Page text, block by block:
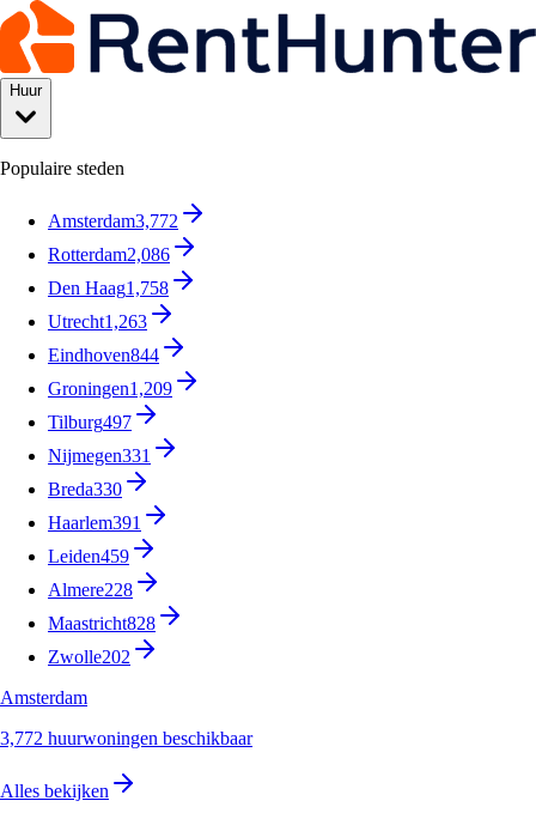
Huur
Populaire steden
Amsterdam3,772
Rotterdam2,086
Den Haag1,758
Utrecht1,263
Eindhoven844
Groningen1,209
Tilburg497
Nijmegen331
Breda330
Haarlem391
Leiden459
Almere228
Maastricht828
Zwolle202
Amsterdam
3,772 huurwoningen beschikbaar
Alles bekijken